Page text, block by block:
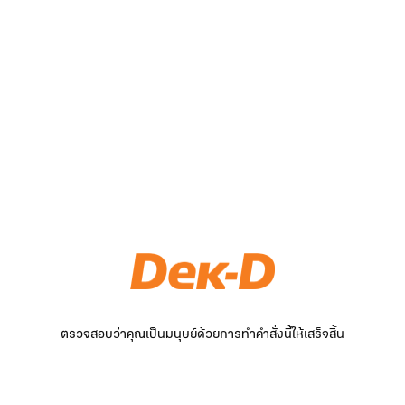
ตรวจสอบว่าคุณเป็นมนุษย์ด้วยการทำคำสั่งนี้ให้เสร็จสิ้น